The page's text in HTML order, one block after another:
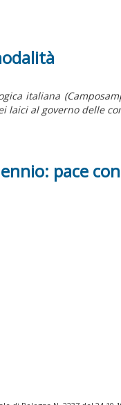
italiana
laici al governo delle
pace